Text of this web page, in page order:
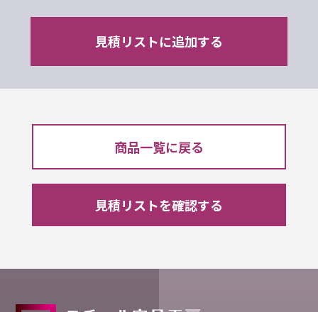
商品⼀覧に戻る
⾒積リストを確認する